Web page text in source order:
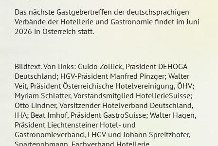
Das nächste Gastgebertreffen der deutschsprachigen
Verbände der Hotellerie und Gastronomie findet im Juni
2026 in Österreich statt.
Bildtext. Von links: Guido Zöllick, Präsident DEHOGA
Deutschland; HGV-Präsident Manfred Pinzger; Walter
Veit, Präsident Österreichische Hotelvereinigung, ÖHV;
Myriam Schlatter, Vorstandsmitglied HotellerieSuisse;
Otto Lindner, Vorsitzender Hotelverband Deutschland,
IHA; Beat Imhof, Präsident GastroSuisse; Walter Hagen,
Präsident Liechtensteiner Hotel- und
Gastronomieverband, LHGV und Johann Spreitzhofer,